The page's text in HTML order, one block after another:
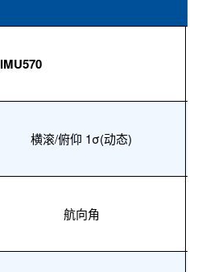
IMU570
横滚/俯仰 1σ(动态)
航向角